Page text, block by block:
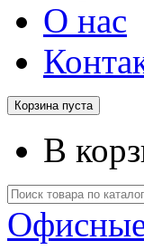
О нас
Корзина пуста
В
Офисные